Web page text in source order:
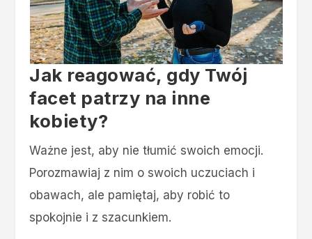
Jak reagować, gdy Twój
facet patrzy na inne
kobiety?
Ważne jest, aby nie tłumić swoich emocji.
Porozmawiaj z nim o swoich uczuciach i
obawach, ale pamiętaj, aby robić to
spokojnie i z szacunkiem.